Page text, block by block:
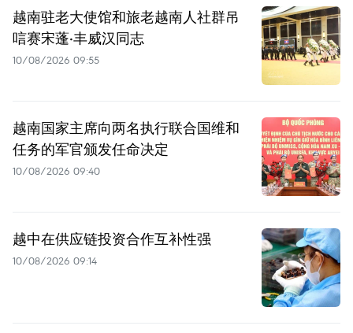
越南驻老大使馆和旅老越南人社群吊
唁赛宋蓬·丰威汉同志
10/08/2026 09:55
越南国家主席向两名执行联合国维和
任务的军官颁发任命决定
10/08/2026 09:40
越中在供应链投资合作互补性强
10/08/2026 09:14